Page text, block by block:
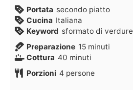
Portata secondo piatto
Cucina Italiana
Keyword sformato di verdure
Preparazione 15 minuti
Cottura 40 minuti
Porzioni 4 persone